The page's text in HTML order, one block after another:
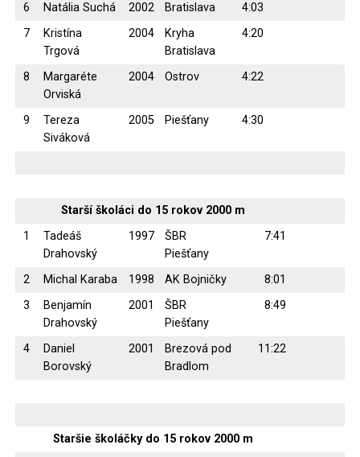
6 Natália Suchá 2002 Bratislava
4:03
7
Kristína
Trgová
2004
Kryha
Bratislava
4:20
8
Margaréte
Orviská
2004 Ostrov 4:22
9
Tereza
Siváková
2005 Piešťany 4:30
Starší školáci do 15 rokov 2000 m
1
Tadeáš
Drahovský
1997
ŠBR
Piešťany
7:41
2 Michal Karaba 1998 AK Bojničky
8:01
3
Benjamín
Drahovský
2001
ŠBR
Piešťany
8:49
4
Daniel
Borovský
2001
Brezová pod
Bradlom
11:22
Staršie školáčky do 15 rokov 2000 m